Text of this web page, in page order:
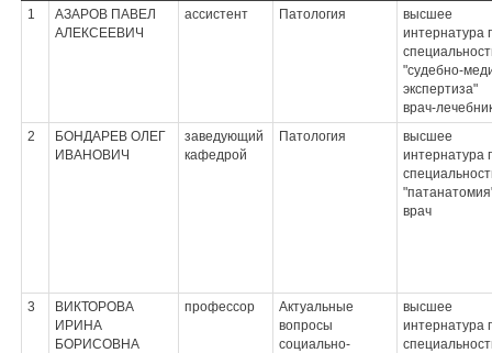
1
АЗАРОВ ПАВЕЛ
АЛЕКСЕЕВИЧ
ассистент Патология
высшее
интернатура
"судебно-
экспертиза"
врач-
2
БОНДАРЕВ ОЛЕГ
ИВАНОВИЧ
заведующий
кафедрой
Патология
высшее
интернатура
врач
3
ВИКТОРОВА
ИРИНА
БОРИСОВНА
профессор
Актуальные
вопросы
социально-
высшее
интернатура